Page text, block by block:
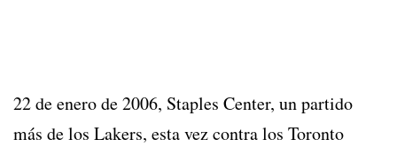
22 de enero de 2006, Staples Center, un partido
más de los Lakers, esta vez contra los Toronto